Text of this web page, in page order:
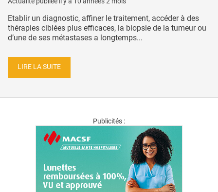
Etablir un diagnostic, affiner le traitement, accéder à des
thérapies ciblées plus efficaces, la biopsie de la tumeur ou
d’une de ses métastases a longtemps...
LIRE LA SUITE
Publicités :